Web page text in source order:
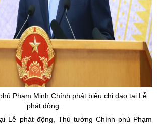
Phạm Minh Chính phát biểu chỉ đạo tại Lễ
phát động.
Lễ phát động, Thủ tướng Chính phủ Phạm